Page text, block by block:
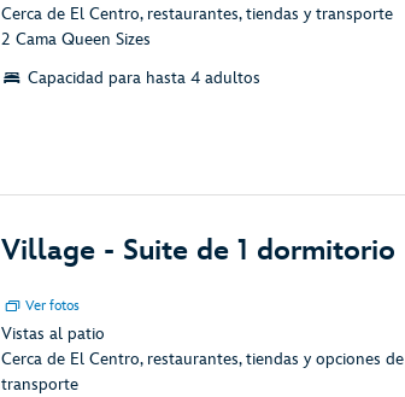
Cerca de El Centro, restaurantes, tiendas y transporte
2 Cama Queen Sizes
Capacidad para hasta 4 adultos
Village - Suite de 1 dormitorio
Ver fotos
Vistas al patio
Cerca de El Centro, restaurantes, tiendas y opciones de
transporte